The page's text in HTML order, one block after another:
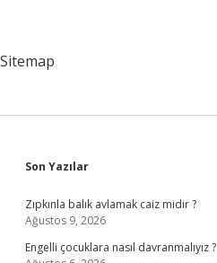
Sitemap
Sidebar
Son Yazılar
Zıpkınla balık avlamak caiz midir ?
Ağustos 9, 2026
Engelli çocuklara nasıl davranmalıyız ?